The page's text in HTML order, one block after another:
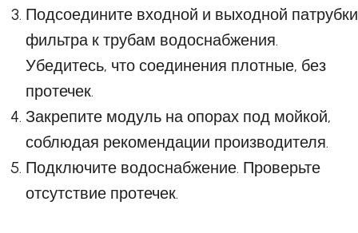
Подсоедините входной и выходной патрубки
фильтра к трубам водоснабжения.
Убедитесь, что соединения плотные, без
протечек.
Закрепите модуль на опорах под мойкой,
соблюдая рекомендации производителя.
Подключите водоснабжение. Проверьте
отсутствие протечек.